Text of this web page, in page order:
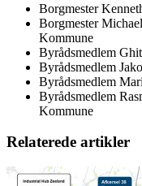
Borgmester
Borgmester
Kommune
Byrådsmedlem
Byrådsmedlem
Byrådsmedlem
Byrådsmedlem
Kommune
Relaterede artikler